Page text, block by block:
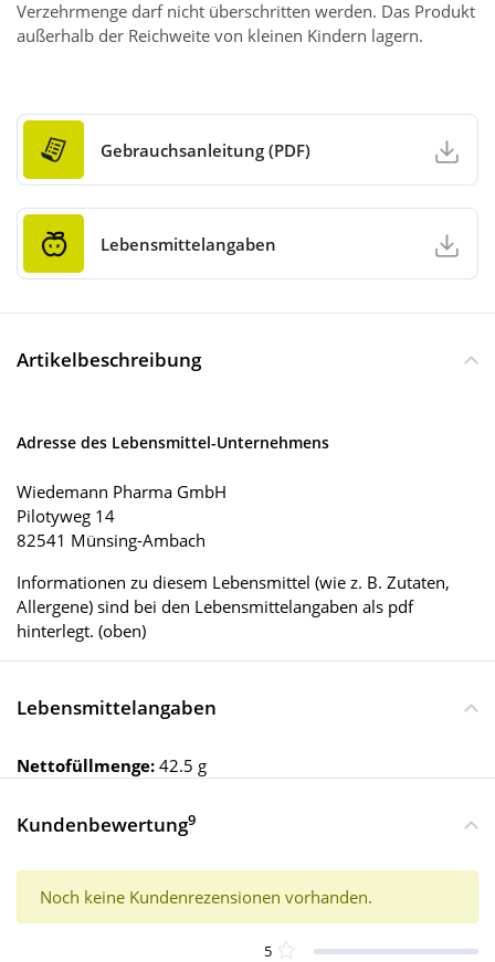
Verzehrmenge darf nicht überschritten werden. Das Produkt
außerhalb der Reichweite von kleinen Kindern lagern.
Gebrauchsanleitung (PDF)
Lebensmittelangaben
Artikelbeschreibung
Adresse des Lebensmittel-Unternehmens
Wiedemann Pharma GmbH
Pilotyweg 14
82541 Münsing-Ambach
Informationen zu diesem Lebensmittel (wie z. B. Zutaten,
Allergene) sind bei den Lebensmittelangaben als pdf
hinterlegt. (oben)
Lebensmittelangaben
Nettofüllmenge: 42.5 g
Kundenbewertung9
Noch keine Kundenrezensionen vorhanden.
5